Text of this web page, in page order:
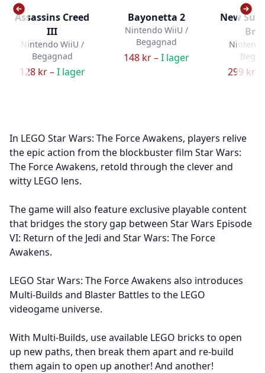
Assassins Creed
III
Nintendo WiiU /
Begagnad
128 kr –I lager
Bayonetta 2
Nintendo WiiU /
Begagnad
148 kr –I lager
New
299 kr –
In LEGO Star Wars: The Force Awakens, players relive
the epic action from the blockbuster film Star Wars:
The Force Awakens, retold through the clever and
witty LEGO lens.
The game will also feature exclusive playable content
that bridges the story gap between Star Wars Episode
VI: Return of the Jedi and Star Wars: The Force
Awakens.
LEGO Star Wars: The Force Awakens also introduces
Multi-Builds and Blaster Battles to the LEGO
videogame universe.
With Multi-Builds, use available LEGO bricks to open
up new paths, then break them apart and re-build
them again to open up another! And another!